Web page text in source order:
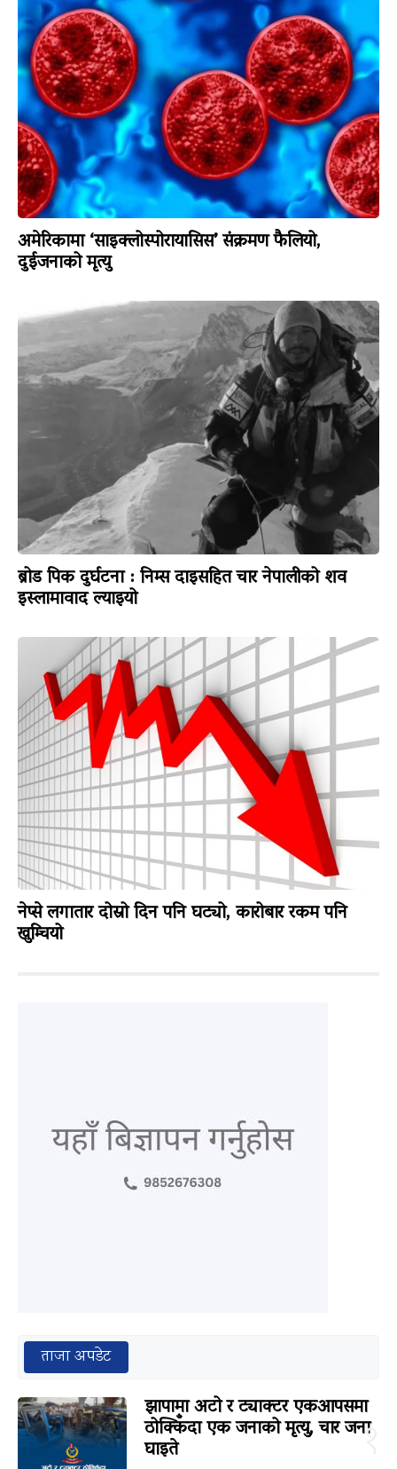
अमेरिकामा ‘साइक्लोस्पोरायासिस’ संक्रमण फैलियो,
दुईजनाको मृत्यु
ब्रोड पिक दुर्घटना : निम्स दाइसहित चार नेपालीको शव
इस्लामावाद ल्याइयो
नेप्से लगातार दोस्रो दिन पनि घट्यो, कारोबार रकम पनि
खुम्चियो
ताजा अपडेट
१
झापामा अटो र ट्याक्टर एकआपसमा
ठोक्किँदा एक जनाको मृत्यु, चार जना
घाइते